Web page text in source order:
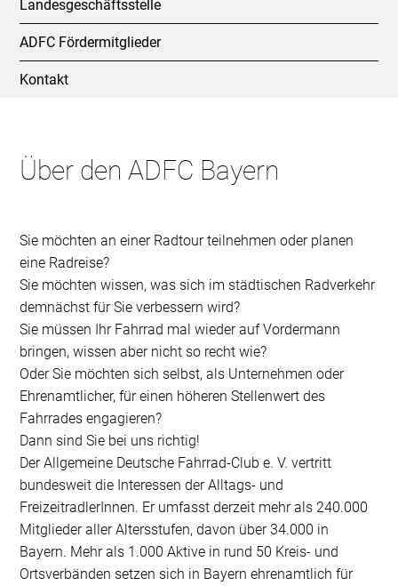
Landesgeschäftsstelle
ADFC Fördermitglieder
Kontakt
Über den ADFC Bayern
Sie möchten an einer Radtour teilnehmen oder planen
eine Radreise?
Sie möchten wissen, was sich im städtischen Radverkehr
demnächst für Sie verbessern wird?
Sie müssen Ihr Fahrrad mal wieder auf Vordermann
bringen, wissen aber nicht so recht wie?
Oder Sie möchten sich selbst, als Unternehmen oder
Ehrenamtlicher, für einen höheren Stellenwert des
Fahrrades engagieren?
Dann sind Sie bei uns richtig!
Der Allgemeine Deutsche Fahrrad-Club e. V. vertritt
bundesweit die Interessen der Alltags- und
FreizeitradlerInnen. Er umfasst derzeit mehr als 240.000
Mitglieder aller Altersstufen, davon über 34.000 in
Bayern. Mehr als 1.000 Aktive in rund 50 Kreis- und
Ortsverbänden setzen sich in Bayern ehrenamtlich für